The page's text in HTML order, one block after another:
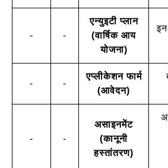
- -
एन्युइटी प्लान
(वार्षिक आय
योजना)
- -
एप्लीकेशन फार्म
(आवेदन)
- -
असाइनमेंट
(कानूनी
हस्तांतरण)